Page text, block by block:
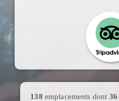
138 emplacements dont 36